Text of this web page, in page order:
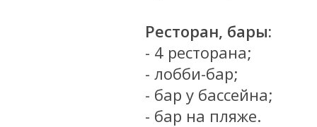
Ресторан, бары:
- 4 ресторана;
- лобби-бар;
- бар у бассейна;
- бар на пляже.